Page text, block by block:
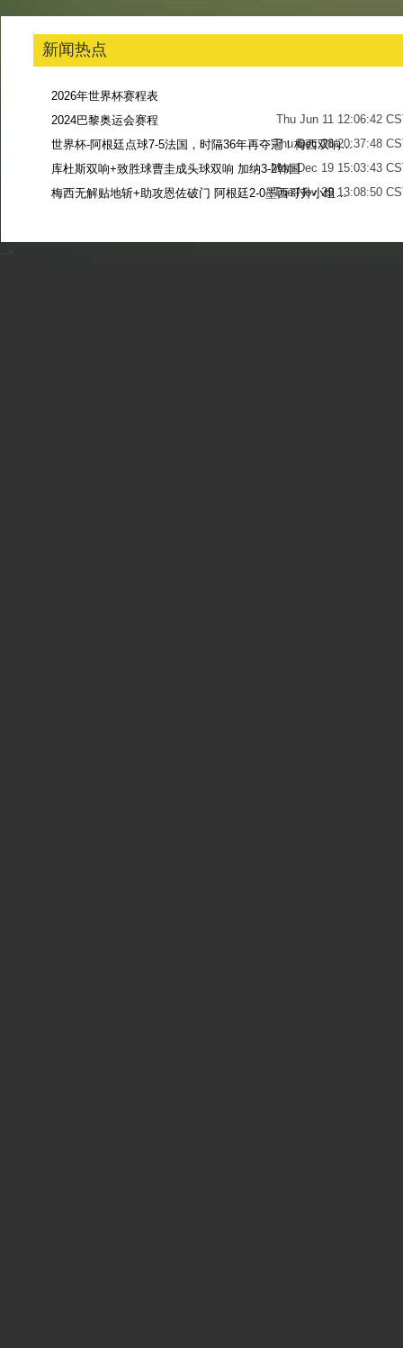
新闻热点
2026年世界杯赛程表
Thu Jun 11 12:06:42
2024巴黎奥运会赛程
Thu Dec 28 20:37:48
世界杯-阿根廷点球7-5法国，时隔36年再夺冠！梅西双响姆巴佩戴帽
Mon Dec 19 15:03:43
库杜斯双响+致胜球曹圭成头球双响 加纳3-2韩国
Tue Nov 29 13:08:50
梅西无解贴地斩+助攻恩佐破门 阿根廷2-0墨西哥升小组第二